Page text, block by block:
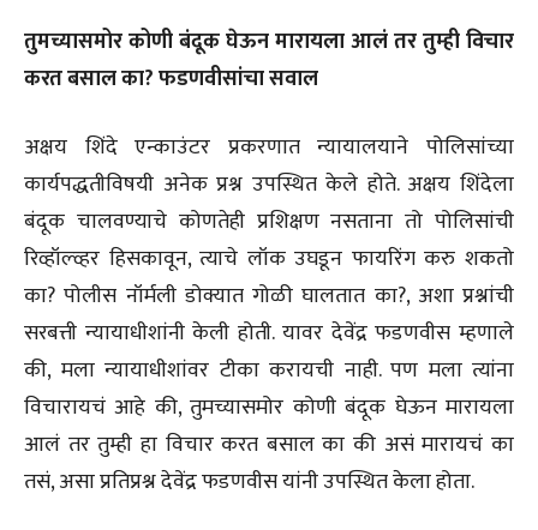
तुमच्यासमोर कोणी बंदूक घेऊन मारायला आलं तर तुम्ही विचार
करत बसाल का? फडणवीसांचा सवाल
अक्षय शिंदे एन्काउंटर प्रकरणात न्यायालयाने पोलिसांच्या
कार्यपद्धतीविषयी अनेक प्रश्न उपस्थित केले होते. अक्षय शिंदेला
बंदूक चालवण्याचे कोणतेही प्रशिक्षण नसताना तो पोलिसांची
रिव्हॉल्व्हर हिसकावून, त्याचे लॉक उघडून फायरिंग करु शकतो
का? पोलीस नॉर्मली डोक्यात गोळी घालतात का?, अशा प्रश्नांची
सरबत्ती न्यायाधीशांनी केली होती. यावर देवेंद्र फडणवीस म्हणाले
की, मला न्यायाधीशांवर टीका करायची नाही. पण मला त्यांना
विचारायचं आहे की, तुमच्यासमोर कोणी बंदूक घेऊन मारायला
आलं तर तुम्ही हा विचार करत बसाल का की असं मारायचं का
तसं, असा प्रतिप्रश्न देवेंद्र फडणवीस यांनी उपस्थित केला होता.